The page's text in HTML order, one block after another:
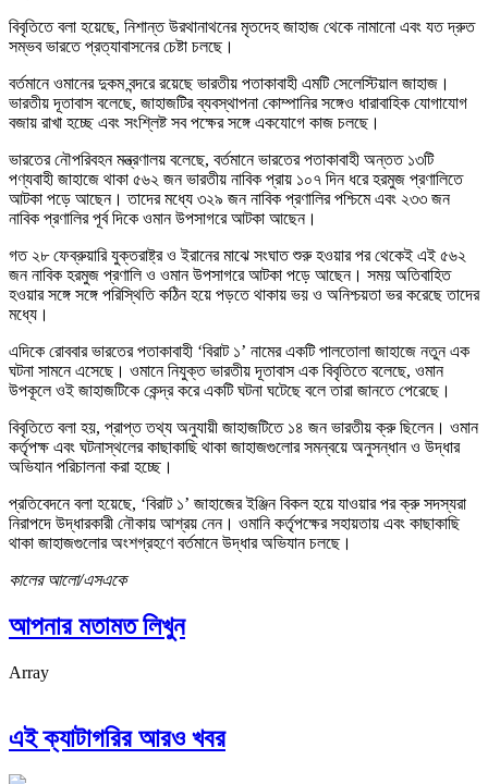
বিবৃতিতে বলা হয়েছে, ‌‌নিশান্ত উরথানাথনের মৃতদেহ জাহাজ থেকে নামানো এবং যত দ্রুত
সম্ভব ভারতে প্রত্যাবাসনের চেষ্টা চলছে।
বর্তমানে ওমানের দুকম বন্দরে রয়েছে ভারতীয় পতাকাবাহী এমটি সেলেস্টিয়াল জাহাজ।
ভারতীয় দূতাবাস বলেছে, জাহাজটির ব্যবস্থাপনা কোম্পানির সঙ্গেও ধারাবাহিক যোগাযোগ
বজায় রাখা হচ্ছে এবং সংশ্লিষ্ট সব পক্ষের সঙ্গে একযোগে কাজ চলছে।
ভারতের নৌপরিবহন মন্ত্রণালয় বলেছে, বর্তমানে ভারতের পতাকাবাহী অন্তত ১৩টি
পণ্যবাহী জাহাজে থাকা ৫৬২ জন ভারতীয় নাবিক প্রায় ১০৭ দিন ধরে হরমুজ প্রণালিতে
আটকা পড়ে আছেন। তাদের মধ্যে ৩২৯ জন নাবিক প্রণালির পশ্চিমে এবং ২৩৩ জন
নাবিক প্রণালির পূর্ব দিকে ওমান উপসাগরে আটকা আছেন।
গত ২৮ ফেব্রুয়ারি যুক্তরাষ্ট্র ও ইরানের মাঝে সংঘাত শুরু হওয়ার পর থেকেই এই ৫৬২
জন নাবিক হরমুজ প্রণালি ও ওমান উপসাগরে আটকা পড়ে আছেন। সময় অতিবাহিত
হওয়ার সঙ্গে সঙ্গে পরিস্থিতি কঠিন হয়ে পড়তে থাকায় ভয় ও অনিশ্চয়তা ভর করেছে তাদের
মধ্যে।
এদিকে রোববার ভারতের পতাকাবাহী ‘বিরাট ১’ নামের একটি পালতোলা জাহাজে নতুন এক
ঘটনা সামনে এসেছে। ওমানে নিযুক্ত ভারতীয় দূতাবাস এক বিবৃতিতে বলেছে, ওমান
উপকূলে ওই জাহাজটিকে কেন্দ্র করে একটি ঘটনা ঘটেছে বলে তারা জানতে পেরেছে।
বিবৃতিতে বলা হয়, প্রাপ্ত তথ্য অনুযায়ী জাহাজটিতে ১৪ জন ভারতীয় ক্রু ছিলেন। ওমান
কর্তৃপক্ষ এবং ঘটনাস্থলের কাছাকাছি থাকা জাহাজগুলোর সমন্বয়ে অনুসন্ধান ও উদ্ধার
অভিযান পরিচালনা করা হচ্ছে।
প্রতিবেদনে বলা হয়েছে, ‘বিরাট ১’ জাহাজের ইঞ্জিন বিকল হয়ে যাওয়ার পর ক্রু সদস্যরা
নিরাপদে উদ্ধারকারী নৌকায় আশ্রয় নেন। ওমানি কর্তৃপক্ষের সহায়তায় এবং কাছাকাছি
থাকা জাহাজগুলোর অংশগ্রহণে বর্তমানে উদ্ধার অভিযান চলছে।
কালের আলো/এসএকে
আপনার মতামত লিখুন
Array
এই ক্যাটাগরির আরও খবর